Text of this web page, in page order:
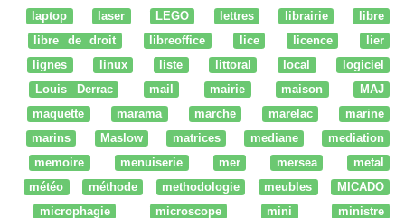
laptop
laser LEGO lettres librairie
libre
libre de droit
libreoffice lice licence
lier
lignes
linux liste littoral local
logiciel
Louis Derrac
mail mairie maison
MAJ
maquette
marama marche marelac
marine
marins
Maslow matrices mediane
mediation
memoire
menuiserie mer mersea
metal
météo
méthode methodologie meubles
MICADO
microphagie
microscope mini
ministre